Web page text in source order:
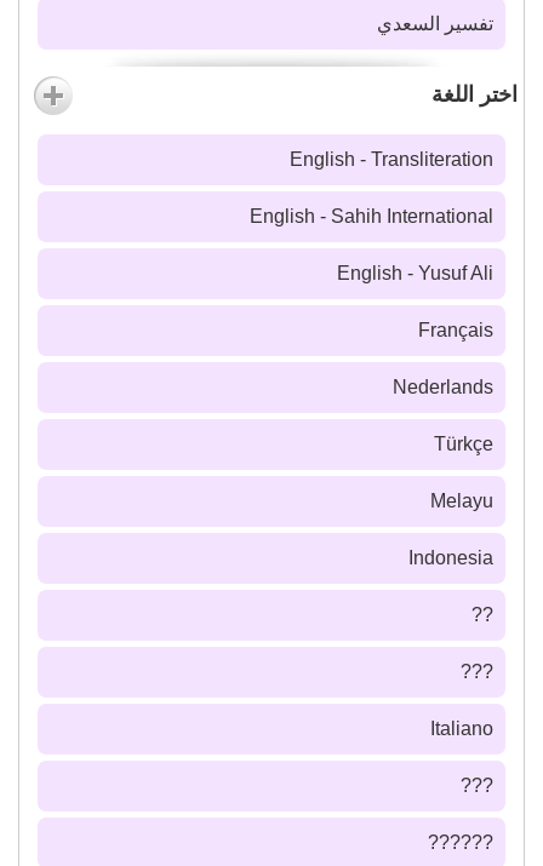
تفسير السعدي
اختر اللغة
English - Transliteration
English - Sahih International
English - Yusuf Ali
Français
Nederlands
Türkçe
Melayu
Indonesia
??
???
Italiano
???
??????